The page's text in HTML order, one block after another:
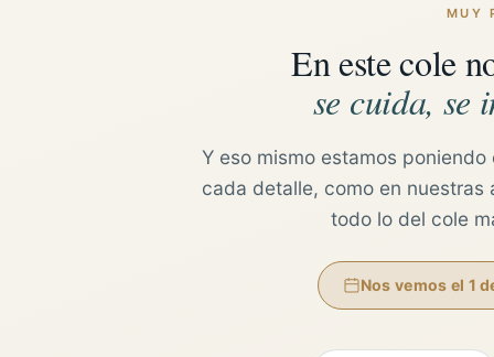
MUY
En este cole
se cuida, se
Y eso mismo estamos
cada detalle, como en nuestras
todo lo del cole
Nos vemos el 1